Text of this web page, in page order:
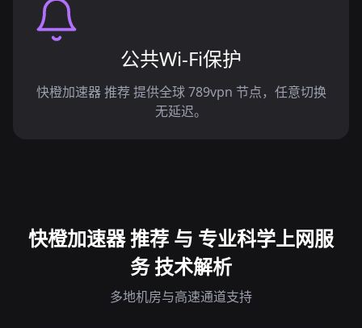
公共Wi-Fi保护
快橙加速器 推荐 提供全球 789vpn 节点，任意切换
无延迟。
快橙加速器 推荐 与 专业科学上网服
务 技术解析
多地机房与高速通道支持